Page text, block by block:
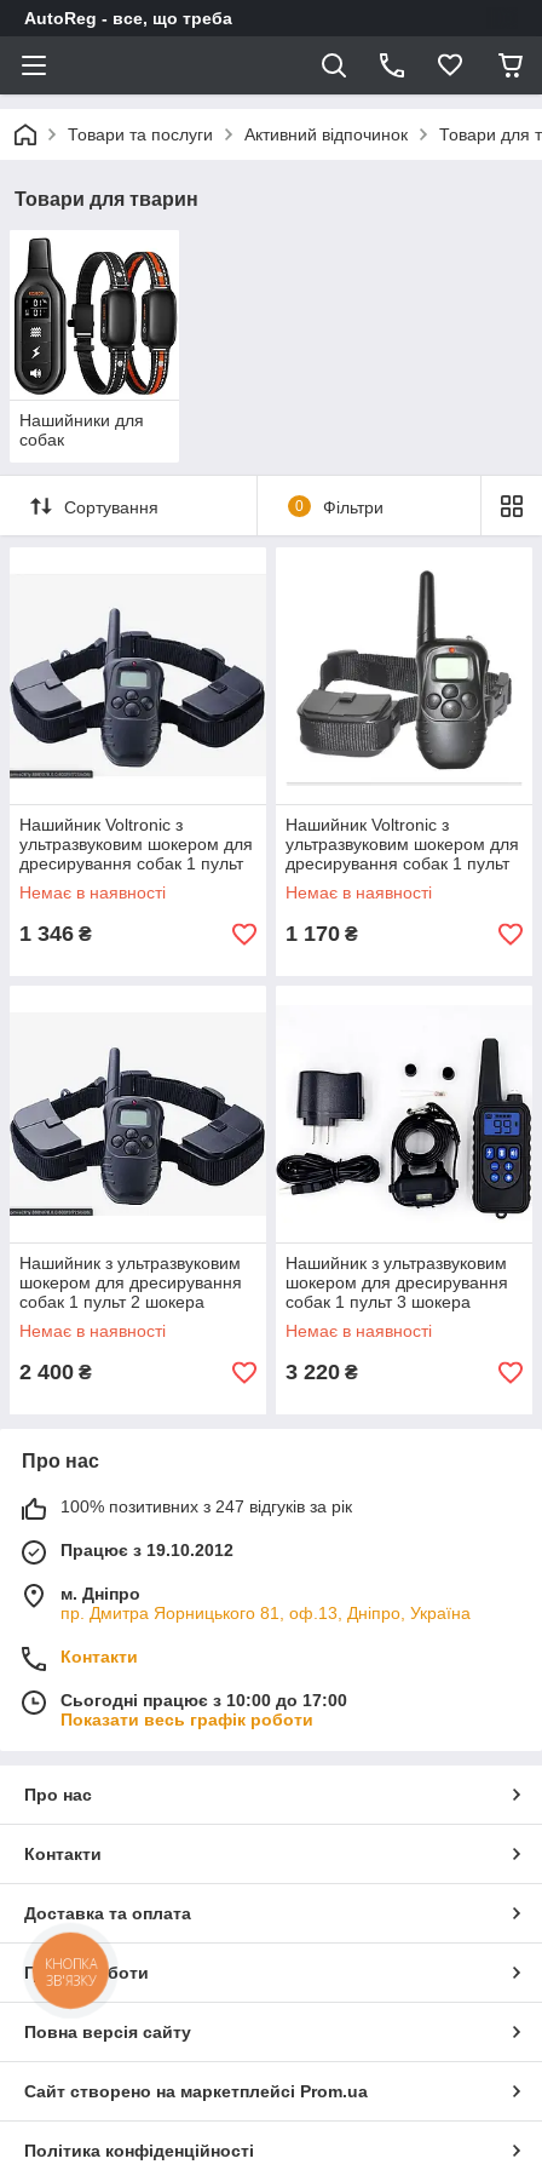
AutoReg - все, що треба
Товари та послуги Активний відпочинок Товари для
Товари для тварин
Нашийники для
собак
Сортування 0 Фільтри
Нашийник Voltronic з
ультразвуковим шокером для
дресирування собак 1 пульт
2 шокера
Немає в наявності
1 346 ₴
Нашийник Voltronic з
ультразвуковим шокером для
дресирування собак 1 пульт
1 шокер
Немає в наявності
1 170 ₴
Нашийник з ультразвуковим
шокером для дресирування
собак 1 пульт 2 шокера
Немає в наявності
2 400 ₴
Нашийник з ультразвуковим
шокером для дресирування
собак 1 пульт 3 шокера
Немає в наявності
3 220 ₴
Про нас
100% позитивних з 247 відгуків за рік
Працює з 19.10.2012
м. Дніпро
пр. Дмитра Яорницького 81, оф.13, Дніпро, Україна
Контакти
Сьогодні працює з 10:00 до 17:00
Показати весь графік роботи
Про нас
Контакти
Доставка та оплата
Графік роботи
Повна версія сайту
Сайт створено на маркетплейсі Prom.ua
Політика конфіденційності
КНОПКА
ЗВ'ЯЗКУ